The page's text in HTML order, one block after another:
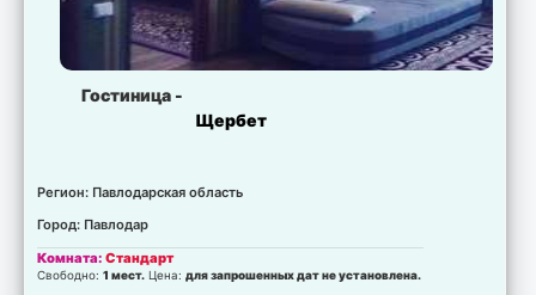
Гостиница -
Щербет
Регион: Павлодарская область
Город: Павлодар
Комната:Стандарт
Свободно:1 мест. Цена:для запрошенных дат не установлена.